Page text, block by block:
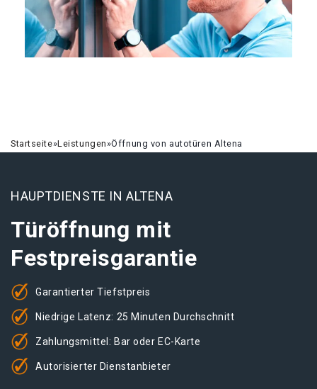
Startseite»Leistungen»Öffnung von autotüren Altena
HAUPTDIENSTE IN ALTENA
Türöffnung mit
Festpreisgarantie
Garantierter Tiefstpreis
Niedrige Latenz: 25 Minuten Durchschnitt
Zahlungsmittel: Bar oder EC-Karte
Autorisierter Dienstanbieter